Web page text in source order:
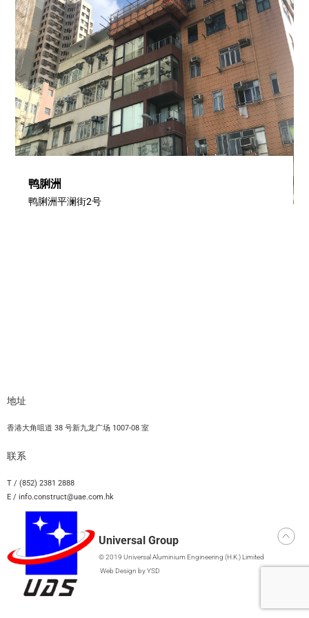
鸭脷洲
鸭脷洲平澜街2号
Universal Group
© 2019 Universal Aluminium Engineering (H.K.) Limited
Web Design by YSD
地址
香港大角咀道 38 号新九龙广场 1007-08 室
联系
T / (852) 2381 2888
E / info.construct@uae.com.hk